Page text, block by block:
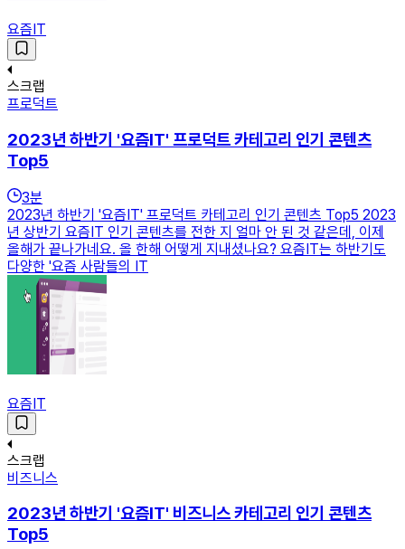
요즘IT
스크랩
프로덕트
2023년 하반기 '요즘IT' 프로덕트 카테고리 인기 콘텐츠
Top5
3분
2023년 하반기 '요즘IT' 프로덕트 카테고리 인기 콘텐츠 Top5 2023
년 상반기 요즘IT 인기 콘텐츠를 전한 지 얼마 안 된 것 같은데, 이제
올해가 끝나가네요. 올 한해 어떻게 지내셨나요? 요즘IT는 하반기도
다양한 '요즘 사람들의 IT
요즘IT
스크랩
비즈니스
2023년 하반기 '요즘IT' 비즈니스 카테고리 인기 콘텐츠
Top5